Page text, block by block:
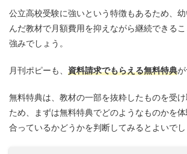
公立高校受験に強いという特徴もあるため、
んだ教材で月額費用を抑えながら継続できる
強みでしょう。
月刊ポピーも、 資料請求でもらえる無料特典が
無料特典は、教材の一部を抜粋したものを受
ため、まずは無料特典でどのようなものかを
合っているかどうかを判断してみるとよいでし